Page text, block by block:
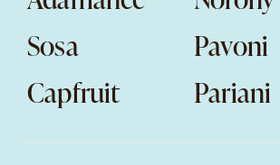
Sosa
Pavoni
Capfruit
Pariani